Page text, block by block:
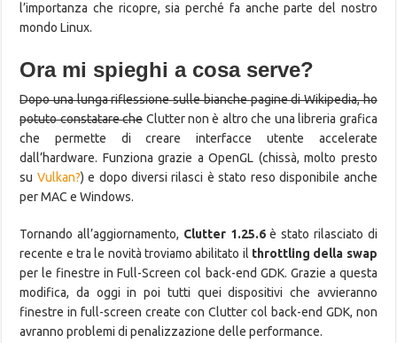
l’importanza che ricopre, sia perché fa anche parte del nostro
mondo Linux.
Ora mi spieghi a cosa serve?
Dopo una lunga riflessione sulle bianche pagine di Wikipedia, ho
potuto constatare cheClutter non è altro che una libreria grafica
che permette di creare interfacce utente accelerate
dall’hardware. Funziona grazie a OpenGL (chissà, molto presto
su Vulkan?) e dopo diversi rilasci è stato reso disponibile anche
per MAC e Windows.
Tornando all’aggiornamento, Clutter 1.25.6è stato rilasciato di
recente e tra le novità troviamo abilitato il throttling della swap
per le finestre in Full-Screen col back-end GDK. Grazie a questa
modifica, da oggi in poi tutti quei dispositivi che avvieranno
finestre in full-screen create con Clutter col back-end GDK, non
avranno problemi di penalizzazione delle performance.